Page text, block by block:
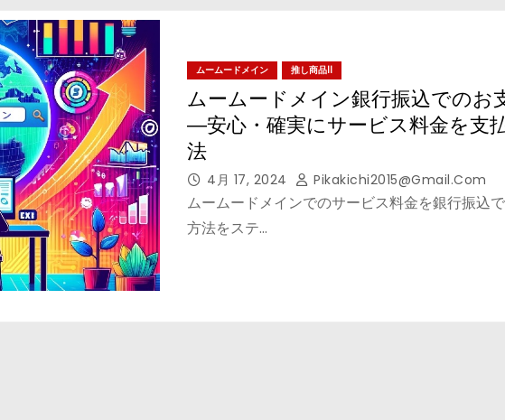
ムームードメイン 推し商品II
ムームードメイン銀行振込でのお
―安心・確実にサービス料金を支
法
4月 17, 2024 Pikakichi2015@gmail.com
ムームードメインでのサービス料金を銀行振込
方法をステ…